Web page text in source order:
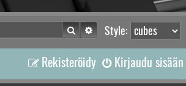
Style:
Etsi Tarkennettu haku
Kirjaudu sisään
Rekisteröidy